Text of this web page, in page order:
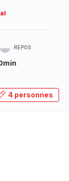
REPOS
4 personnes